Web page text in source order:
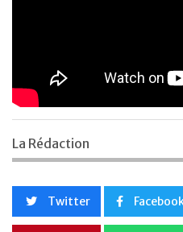
La Rédaction
Twitter